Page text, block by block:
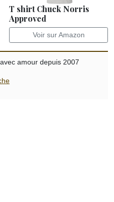
T shirt Chuck Norris
Approved
Voir sur Amazon
amour depuis 2007